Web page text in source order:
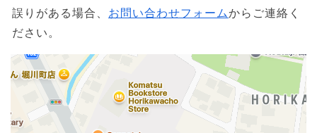
誤りがある場合、 お問い合わせフォームからご連絡く
ださい。